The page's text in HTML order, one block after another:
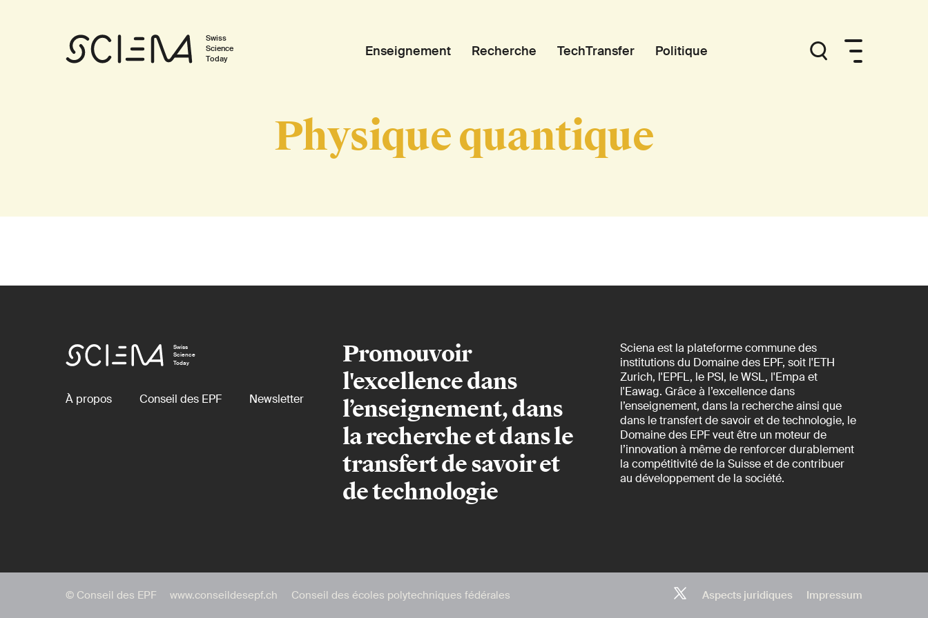
Swiss
Science
Today
Enseignement Recherche TechTransfer Politique
Physique quantique
Swiss
Science
Today
À propos Conseil des EPF Newsletter
Promouvoir
l'excellence dans
l’enseignement, dans
la recherche et dans le
transfert de savoir et
de technologie
Sciena est la plateforme commune des
institutions du Domaine des EPF, soit l'ETH
Zurich, l'EPFL, le PSI, le WSL, l'Empa et
l'Eawag. Grâce à l’excellence dans
l’enseignement, dans la recherche ainsi que
dans le transfert de savoir et de technologie, le
Domaine des EPF veut être un moteur de
l’innovation à même de renforcer durablement
la compétitivité de la Suisse et de contribuer
au développement de la société.
© Conseil des EPF www.conseildesepf.ch Conseil des écoles polytechniques fédérales Aspects juridiques Impressum